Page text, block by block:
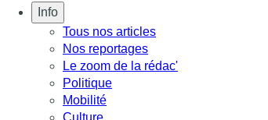
Info
Tous nos articles
Nos reportages
Le zoom de la rédac'
Politique
Mobilité
Culture